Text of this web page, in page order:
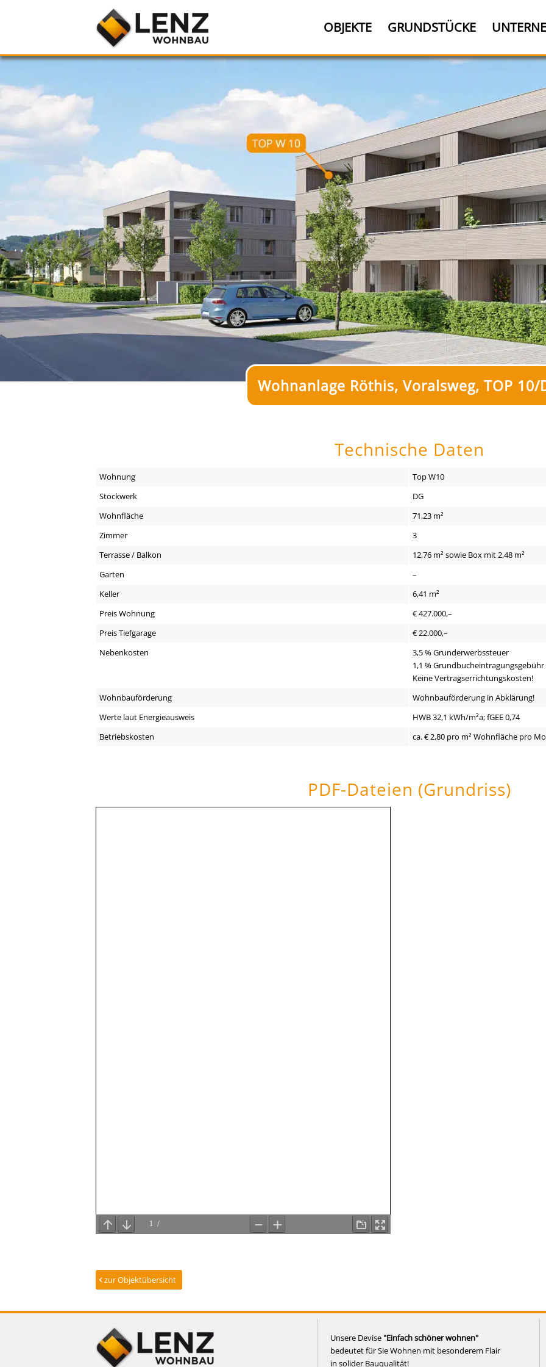
OBJEKTE GRUNDSTÜCKE
Wohnanlage Röthis, Voralsweg, TOP 10/
Technische Daten
Wohnung
Top W10
Stockwerk
DG
Wohnfläche
71,23 m²
Zimmer
3
Terrasse / Balkon
12,76 m² sowie Box mit 2,48 m²
Garten
–
Keller
6,41 m²
Preis Wohnung
€ 427.000,–
Preis Tiefgarage
€ 22.000,–
Nebenkosten
3,5 % Grunderwerbssteuer
1,1 % Grundbucheintragungsgebühr
Keine Vertragserrichtungskosten!
Wohnbauförderung
Wohnbauförderung in Abklärung!
Werte laut Energieausweis
HWB 32,1 kWh/m²a; fGEE 0,74
Betriebskosten
ca. € 2,80 pro m² Wohnfläche pro
PDF-Dateien (Grundriss)
zur Objektübersicht
Unsere Devise "Einfach schöner wohnen"
bedeutet für Sie Wohnen mit besonderem Flair
in solider Bauqualität!